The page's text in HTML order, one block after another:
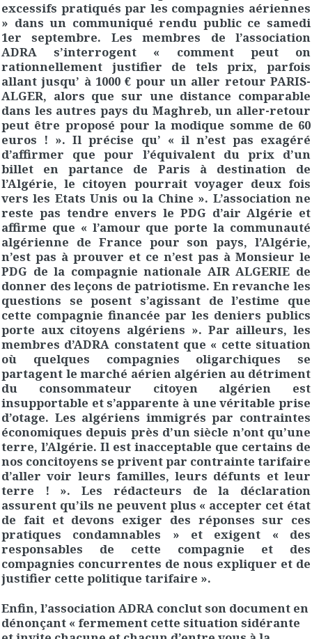
excessifs pratiqués par les compagnies aériennes
» dans un communiqué rendu public ce samedi
1er septembre. Les membres de l’association
ADRA s’interrogent « comment peut on
rationnellement justifier de tels prix, parfois
allant jusqu’ à 1000 € pour un aller retour PARIS-
ALGER, alors que sur une distance comparable
dans les autres pays du Maghreb, un aller-retour
peut être proposé pour la modique somme de 60
euros ! ». Il précise qu’ « il n’est pas exagéré
d’affirmer que pour l’équivalent du prix d’un
billet en partance de Paris à destination de
l’Algérie, le citoyen pourrait voyager deux fois
vers les Etats Unis ou la Chine ». L’association ne
reste pas tendre envers le PDG d’air Algérie et
affirme que « l’amour que porte la communauté
algérienne de France pour son pays, l’Algérie,
n’est pas à prouver et ce n’est pas à Monsieur le
PDG de la compagnie nationale AIR ALGERIE de
donner des leçons de patriotisme. En revanche les
questions se posent s’agissant de l’estime que
cette compagnie financée par les deniers publics
porte aux citoyens algériens ». Par ailleurs, les
membres d’ADRA constatent que « cette situation
où quelques compagnies oligarchiques se
partagent le marché aérien algérien au détriment
du consommateur citoyen algérien est
insupportable et s’apparente à une véritable prise
d’otage. Les algériens immigrés par contraintes
économiques depuis près d’un siècle n’ont qu’une
terre, l’Algérie. Il est inacceptable que certains de
nos concitoyens se privent par contrainte tarifaire
d’aller voir leurs familles, leurs défunts et leur
terre ! ». Les rédacteurs de la déclaration
assurent qu’ils ne peuvent plus « accepter cet état
de fait et devons exiger des réponses sur ces
pratiques condamnables » et exigent « des
responsables de cette compagnie et des
compagnies concurrentes de nous expliquer et de
justifier cette politique tarifaire ».
Enfin, l’association ADRA conclut son document en
dénonçant « fermement cette situation sidérante